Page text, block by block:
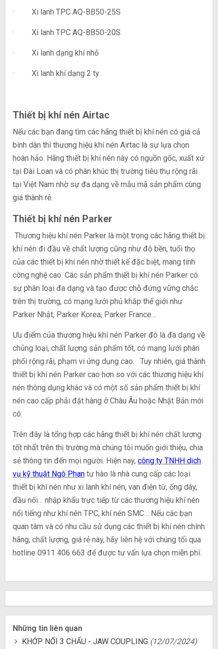
· Xi lanh TPC AQ-BB50-25S
· Xi lanh TPC AQ-BB50-20S
· Xi lanh dạng khí nhỏ
· Xi lanh khí dạng 2 ty
Thiết bị khí nén Airtac
Nếu các bạn đang tìm các hãng thiết bị khí nén có giá cả
bình dân thì thương hiệu khí nén Airtac là sự lựa chọn
hoàn hảo. Hãng thiết bị khí nén này có nguồn gốc, xuất xứ
tại Đài Loan và có phân khúc thị trường tiêu thụ rộng rãi
tại Việt Nam nhờ sự đa dạng về mẫu mã sản phẩm cùng
giá thành rẻ.
Thiết bị khí nén Parker
Thương hiệu khí nén Parker là một trong các hãng thiết bị
khí nén đi đầu về chất lượng cũng như độ bền, tuổi thọ
của các thiết bị khí nén nhờ thiết kế đặc biệt, mang tính
công nghệ cao. Các sản phẩm thiết bị khí nén Parker có
sự phân loại đa dạng và tạo được chỗ đứng vững chắc
trên thị trường, có mạng lưới phủ khắp thế giới như
Parker Nhật, Parker Korea, Parker France…
Ưu điểm của thương hiệu khí nén Parker đó là đa dạng về
chủng loại, chất lượng sản phẩm tốt, có mạng lưới phân
phối rộng rãi, phạm vi ứng dụng cao. Tuy nhiên, giá thành
thiết bị khí nén Parker cao hơn so với các thương hiệu khí
nén thông dụng khác và có một số sản phẩm thiết bị khí
nén cao cấp phải đặt hàng ở Châu Âu hoặc Nhật Bản mới
có.
Trên đây là tổng hợp các hãng thiết bị khí nén chất lượng
tốt nhất trên thị trường mà chúng tôi muốn giới thiệu, chia
sẻ thông tin đến mọi người. Hiện nay, công ty TNHH dịch
vụ kỹ thuật Ngô Phan tự hào là nhà cung cấp các loại
thiết bị khí nén như xi lanh khí nén, van điện từ, ống dây,
đầu nối… nhập khẩu trực tiếp từ các thương hiệu khí nén
nổi tiếng như khí nén TPC, khí nén SMC… Nếu các bạn
quan tâm và có nhu cầu sử dụng các thiết bị khí nén chính
hãng, chất lượng, giá rẻ này, hãy liên hệ với chúng tối qua
hotline 0911 406 663 để được tư vấn lựa chọn miễn phí.
Những tin liên quan
KHỚP NỐI 3 CHẤU - JAW COUPLING (12/07/2024)